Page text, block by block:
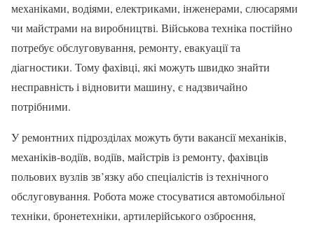
механіками, водіями, електриками, інженерами, слюсарями
чи майстрами на виробництві. Військова техніка постійно
потребує обслуговування, ремонту, евакуації та
діагностики. Тому фахівці, які можуть швидко знайти
несправність і відновити машину, є надзвичайно
потрібними.
У ремонтних підрозділах можуть бути вакансії механіків,
механіків-водіїв, водіїв, майстрів із ремонту, фахівців
польових вузлів зв’язку або спеціалістів із технічного
обслуговування. Робота може стосуватися автомобільної
техніки, бронетехніки, артилерійського озброєння,